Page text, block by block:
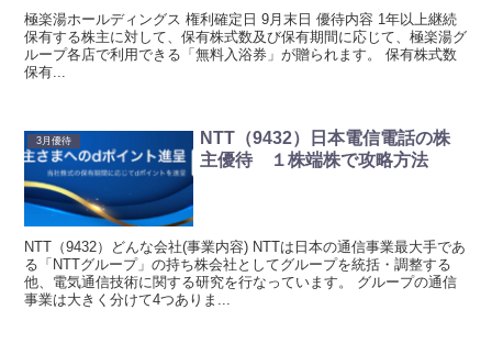
極楽湯ホールディングス 権利確定日 9月末日 優待内容 1年以上継続
保有する株主に対して、保有株式数及び保有期間に応じて、極楽湯グ
ループ各店で利用できる「無料入浴券」が贈られます。 保有株式数
保有...
3月優待
NTT（9432）日本電信電話の株
主優待 １株端株で攻略方法
NTT（9432）どんな会社(事業内容) NTTは日本の通信事業最大手であ
る「NTTグループ」の持ち株会社としてグループを統括・調整する
他、電気通信技術に関する研究を行なっています。 グループの通信
事業は大きく分けて4つありま...